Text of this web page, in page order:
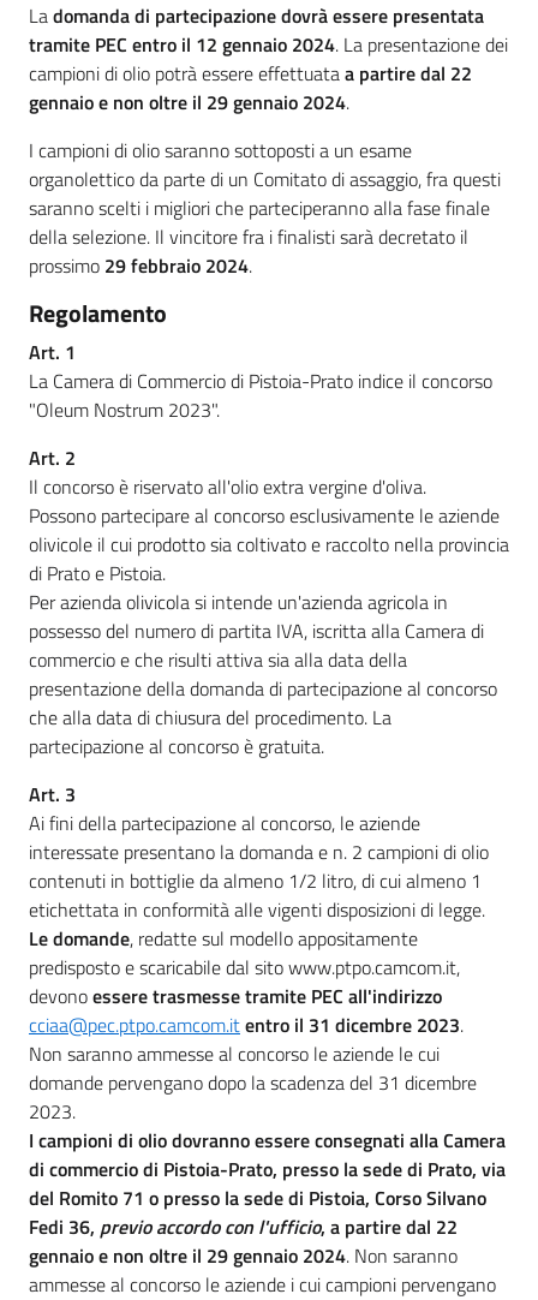
Ladomanda di partecipazione dovrà essere presentata
tramite PEC entro il 12 gennaio 2024. La presentazione dei
campioni di olio potrà essere effettuataa partire dal 22
gennaio e non oltre il 29 gennaio 2024.
I campioni di olio saranno sottoposti a un esame
organolettico da parte di un Comitato di assaggio, fra questi
saranno scelti i migliori che parteciperanno alla fase finale
della selezione. Il vincitore fra i finalisti sarà decretato il
prossimo 29 febbraio 2024.
Regolamento
Art. 1
La Camera di Commercio di Pistoia-Prato indice il concorso
"Oleum Nostrum 2023".
Art. 2
Il concorso è riservato all'olio extra vergine d'oliva.
Possono partecipare al concorso esclusivamente le aziende
olivicole il cui prodotto sia coltivato e raccolto nella provincia
di Prato e Pistoia.
Per azienda olivicola si intende un'azienda agricola in
possesso del numero di partita IVA, iscritta alla Camera di
commercio e che risulti attiva sia alla data della
presentazione della domanda di partecipazione al concorso
che alla data di chiusura del procedimento. La
partecipazione al concorso è gratuita.
Art. 3
Ai fini della partecipazione al concorso, le aziende
interessate presentano la domanda e n. 2 campioni di olio
contenuti in bottiglie da almeno 1/2 litro, di cui almeno 1
etichettata in conformità alle vigenti disposizioni di legge.
Le domande, redatte sul modello appositamente
predisposto e scaricabile dal sito www.ptpo.camcom.it,
devonoessere trasmesse tramite PEC all'indirizzo
cciaa@pec.ptpo.camcom.itentro il 31 dicembre 2023.
Non saranno ammesse al concorso le aziende le cui
domande pervengano dopo la scadenza del 31 dicembre
2023.
I campioni di olio dovranno essere consegnati alla Camera
di commercio di Pistoia-Prato, presso la sede di Prato, via
del Romito 71 o presso la sede di Pistoia, Corso Silvano
Fedi 36, previo accordo con l'ufficio, a partire dal 22
gennaio e non oltre il 29 gennaio 2024. Non saranno
ammesse al concorso le aziende i cui campioni pervengano